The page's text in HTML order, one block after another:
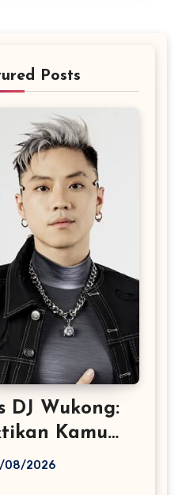
Posts
DJ Wukong:
Kamu
Musik EDM
08/2026